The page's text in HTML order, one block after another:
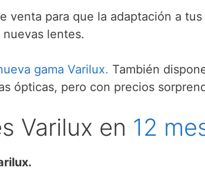
venta para que la adaptación a
lentes.
gama Varilux. También
ópticas, pero con precios
Varilux en 12